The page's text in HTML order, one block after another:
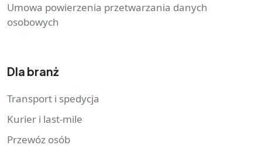
Umowa powierzenia przetwarzania danych
osobowych
Dla branż
Transport i spedycja
Kurier i last-mile
Przewóz osób